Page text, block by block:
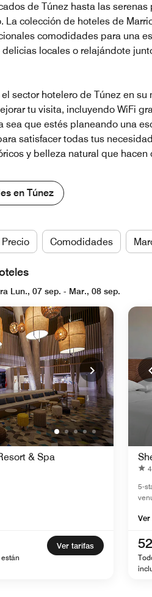
de Túnez hasta las
La colección de hoteles de
comodidades para una
delicias locales o relajándote
sector hotelero de Túnez en
tu visita, incluyendo WiFi
sea que estés planeando una
satisfacer todas tus
y belleza natural que
en Túnez
Precio Comodidades
Lun., 07 sep. - Mar., 08 sep.
& Spa
Ver tarifas
5-